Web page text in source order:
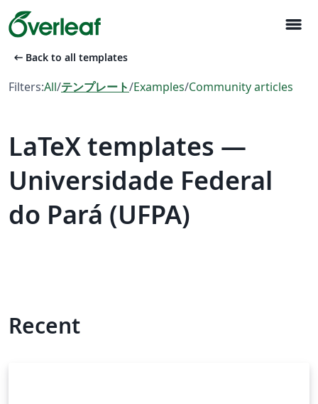
menu
arrow_left_alt Back to all templates
Filters:All/テンプレート/Examples/Community articles
LaTeX templates —
Universidade Federal
do Pará (UFPA)
Recent